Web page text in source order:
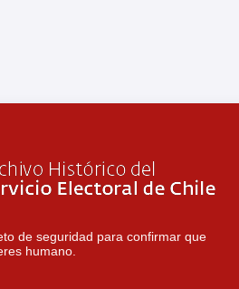
de seguridad para confirmar que
humano.